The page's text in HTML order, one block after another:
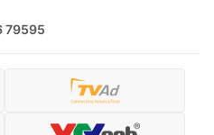
79595